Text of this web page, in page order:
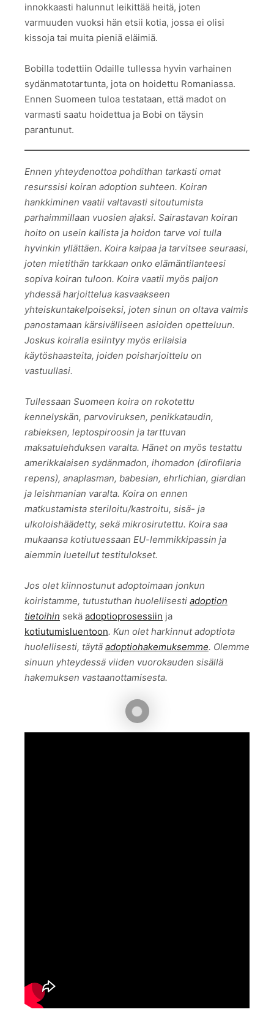
innokkaasti halunnut leikittää heitä, joten
varmuuden vuoksi hän etsii kotia, jossa ei olisi
kissoja tai muita pieniä eläimiä.
Bobilla todettiin Odaille tullessa hyvin varhainen
sydänmatotartunta, jota on hoidettu Romaniassa.
Ennen Suomeen tuloa testataan, että madot on
varmasti saatu hoidettua ja Bobi on täysin
parantunut.
Ennen yhteydenottoa pohdithan tarkasti omat
resurssisi koiran adoption suhteen. Koiran
hankkiminen vaatii valtavasti sitoutumista
parhaimmillaan vuosien ajaksi. Sairastavan koiran
hoito on usein kallista ja hoidon tarve voi tulla
hyvinkin yllättäen. Koira kaipaa ja tarvitsee seuraasi,
joten mietithän tarkkaan onko elämäntilanteesi
sopiva koiran tuloon. Koira vaatii myös paljon
yhdessä harjoittelua kasvaakseen
yhteiskuntakelpoiseksi, joten sinun on oltava valmis
panostamaan kärsivälliseen asioiden opetteluun.
Joskus koiralla esiintyy myös erilaisia
käytöshaasteita, joiden poisharjoittelu on
vastuullasi.
Tullessaan Suomeen koira on rokotettu
kennelyskän, parvoviruksen, penikkataudin,
rabieksen, leptospiroosin ja tarttuvan
maksatulehduksen varalta. Hänet on myös testattu
amerikkalaisen sydänmadon, ihomadon (dirofilaria
repens), anaplasman, babesian, ehrlichian, giardian
ja leishmanian varalta. Koira on ennen
matkustamista steriloitu/kastroitu, sisä- ja
ulkoloishäädetty, sekä mikrosirutettu. Koira saa
mukaansa kotiutuessaan EU-lemmikkipassin ja
aiemmin luetellut testitulokset.
Jos olet kiinnostunut adoptoimaan jonkun
koiristamme, tutustuthan huolellisesti adoption
tietoihin sekä adoptioprosessiin ja
kotiutumisluentoon. Kun olet harkinnut adoptiota
huolellisesti, täytä adoptiohakemuksemme. Olemme
sinuun yhteydessä viiden vuorokauden sisällä
hakemuksen vastaanottamisesta.